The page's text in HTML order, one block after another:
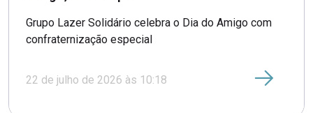
Grupo Lazer Solidário celebra o Dia do Amigo com
confraternização especial
22 de julho de 2026 às 10:18